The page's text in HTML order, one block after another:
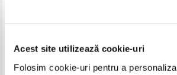
Acest site utilizează cookie-uri
Folosim cookie-uri pentru a